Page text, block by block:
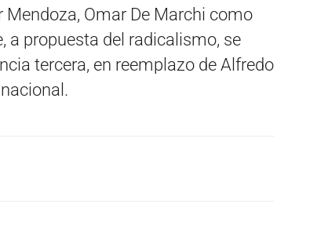
Omar De Marchi como
a propuesta del radicalismo, se
tercera, en reemplazo de Alfredo